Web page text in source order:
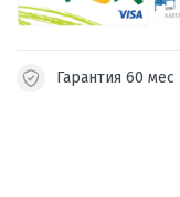
Гарантия 60 мес